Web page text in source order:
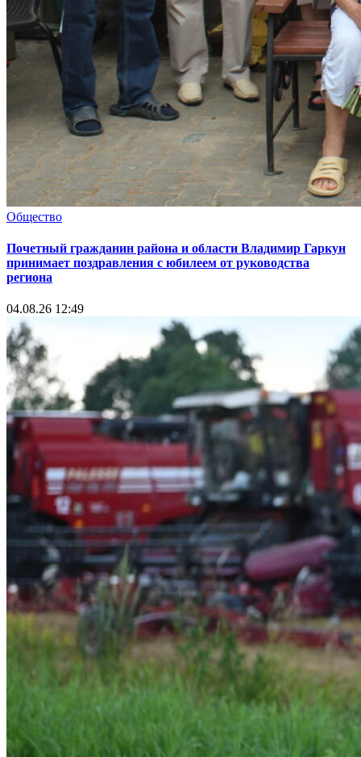
Общество
Почетный гражданин района и области Владимир Гаркун
принимает поздравления с юбилеем от руководства
региона
04.08.26 12:49